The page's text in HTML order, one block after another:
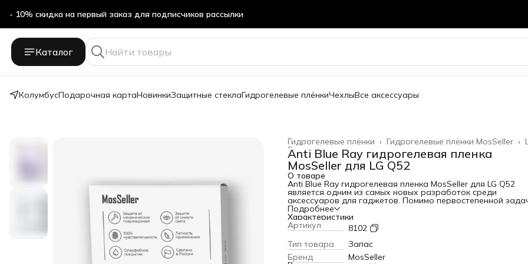
- 10% скидка на первый заказ для подписчиков рассылки
Бесплатная доставка в ПВЗ Яндекс Маркет
Каталог
КолумбусПодарочная картаНовинкиЗащитные стеклаГидрогелевые плёнкиЧехлыВсе аксессуары
Гидрогелевые плёнки MosSeller ›
Гидрогелевые плёнки ›
Главная ›
Anti Blue Ray гидрогелевая пленка
MosSeller для LG Q52
О товаре
Anti Blue Ray гидрогелевая пленка MosSeller для LG Q52
является одним из самых новых разработок среди
аксессуаров для гаджетов. Помимо первостепенной
защиты экрана от сколов и царапин, гидрогелевая пленка
Blue Ray блокирует высокоэнергетический
синий свет, который вреден для глаз. Для создания этого
изделия используется качественный полимерный материал
высокой прочностью. За счет этого она защищает
появления царапин и потертостей. Среди главных
преимуществ этого материала: - устойчивость к
Подробнее
Характеристики
Артикул
8102
Тип товара
Запас
Бренд
MosSeller